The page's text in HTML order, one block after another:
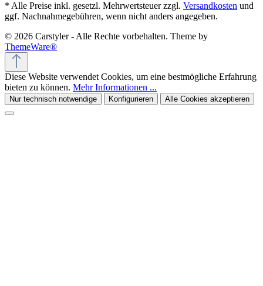
* Alle Preise inkl. gesetzl. Mehrwertsteuer zzgl. Versandkosten und
ggf. Nachnahmegebühren, wenn nicht anders angegeben.
© 2026 Carstyler - Alle Rechte vorbehalten. Theme by
ThemeWare®
Diese Website verwendet Cookies, um eine bestmögliche Erfahrung
bieten zu können. Mehr Informationen ...
Nur technisch notwendige Konfigurieren Alle Cookies akzeptieren